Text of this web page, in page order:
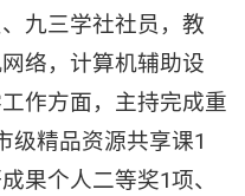
九三学社社员，教
络，计算机辅助设
作方面，主持完成重
级精品资源共享课1
果个人二等奖1项、